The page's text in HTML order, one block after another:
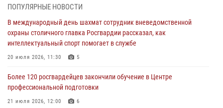
матче в Москве обеспечила Росгвардия (видео)
06 августа 2026, 08:30
Столичные росгвардейцы задержали мужчину, устроившего дебош
05 августа 2026, 12:39
Московские росгвардейцы обеспечили безопасность проведения
ПОПУЛЯРНЫЕ НОВОСТИ
В международный день шахмат сотрудник вневедомственной
охраны столичного главка Росгвардии рассказал, как
интеллектуальный спорт помогает в службе
20 июля 2026, 11:30 5
Более 120 росгвардейцев закончили обучение в Центре
профессиональной подготовки
21 июля 2026, 12:00 6